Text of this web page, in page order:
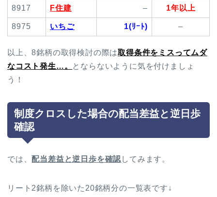
8917 F住建 – 1年以上
8975 いちご 1(ﾘｰﾄ) –
以上、8銘柄の取得検討の際は取得条件をミスってムダ
なコスト発生…。
とならないように気を付けましょ
う！
制度クロスした場合の配当差益と逆日歩
確認
では、 配当差益と逆日歩を確認 してみます。
リート2銘柄を除いた20銘柄分の一覧表です↓